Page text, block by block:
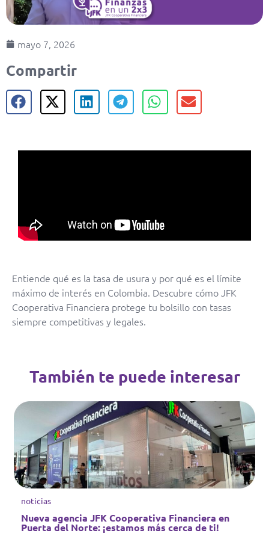
mayo 7, 2026
Compartir
Entiende qué es la tasa de usura y por qué es el límite
máximo de interés en Colombia. Descubre cómo JFK
Cooperativa Financiera protege tu bolsillo con tasas
siempre competitivas y legales.
También te puede interesar
noticias
Nueva agencia JFK Cooperativa Financiera en
Puerta del Norte: ¡estamos más cerca de ti!